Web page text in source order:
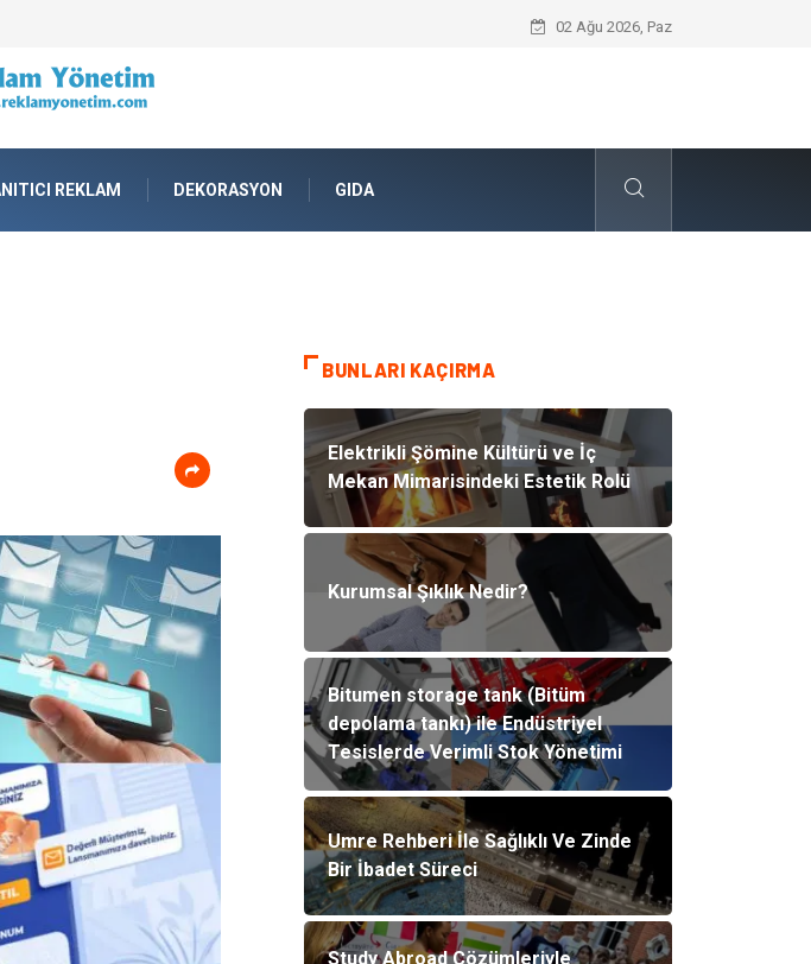
Stok Yönetimi Umre Rehberi İle Sağlıklı Ve Zinde Bir
02 Ağu 2026, Paz
REKLAM DEKORASYON GIDA
BUNLARI KAÇIRMA
Elektrikli Şömine Kültürü ve İç
Mekan Mimarisindeki Estetik Rolü
Kurumsal Şıklık Nedir?
Bitumen storage tank (Bitüm
depolama tankı) ile Endüstriyel
Tesislerde Verimli Stok Yönetimi
Umre Rehberi İle Sağlıklı Ve Zinde
Bir İbadet Süreci
Study Abroad Çözümleriyle